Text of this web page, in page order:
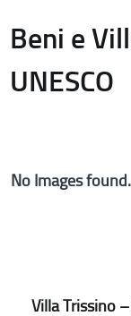
Beni e
UNESCO
No Images found.
Villa Trissino